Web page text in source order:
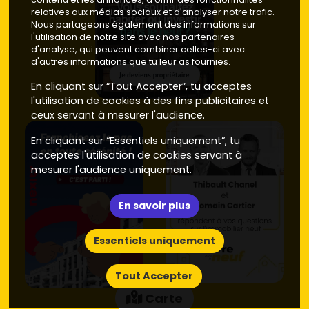
secteur :3 000 à 3 700 €/m²selon la surface du terrain et
les finitions.
Provins et Poigny
À quelques minutes, Provins concentre services,
médiathèque, activités et patrimoine. Poigny offre un
cadre résidentiel apaisé.Prix moyen des maisons neuves
3 100 à 3 900 €/m², avec une demande soutenue pour
les parcelles bien exposées.
Nangis et Bray-sur-Seine
recherche de superficies généreuses.Prix moyen
2 800 à 3 500 €/m², souvent
compétitifs pour des surfaces habitables confortables.
Montereau-Fault-Yonne et vallée de la Seine
Secteur bien doté en commerces et axes routiers,
pratique pour les actifs.
des maisons neuves :
relatives aux médias sociaux et d'analyser notre trafic.
Nous partageons également des informations sur
l'utilisation de notre site avec nos partenaires
d'analyse, qui peuvent combiner celles-ci avec
d'autres informations que tu leur as fournies.
En cliquant sur “Tout Accepter”, tu acceptes
l'utilisation de cookies à des fins publicitaires et
ceux servant à mesurer l'audience.
En cliquant sur “Essentiels uniquement”, tu
acceptes l'utilisation de cookies servant à
mesurer l'audience uniquement.
En savoir plus
Essentiels uniquement
Tout Accepter